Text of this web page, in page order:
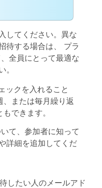
してください。異な
待する場合は、 プラ
全員にとって最適な
。
ックを入れること
または毎月繰り返
できます。
て、参加者に知って
詳細を追加してくだ
したい人のメールアド